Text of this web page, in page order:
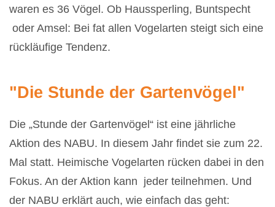
waren es 36 Vögel. Ob Haussperling, Buntspecht
oder Amsel: Bei fat allen Vogelarten steigt sich eine
rückläufige Tendenz.
"Die Stunde der Gartenvögel"
Die „Stunde der Gartenvögel“ ist eine jährliche
Aktion des NABU. In diesem Jahr findet sie zum 22.
Mal statt. Heimische Vogelarten rücken dabei in den
Fokus. An der Aktion kann jeder teilnehmen. Und
der NABU erklärt auch, wie einfach das geht: